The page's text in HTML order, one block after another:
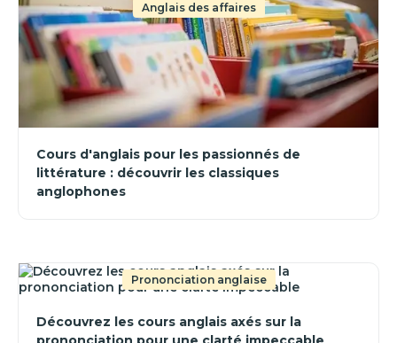
Anglais des affaires
Cours d'anglais pour les passionnés de
littérature : découvrir les classiques
anglophones
Prononciation anglaise
Découvrez les cours anglais axés sur la